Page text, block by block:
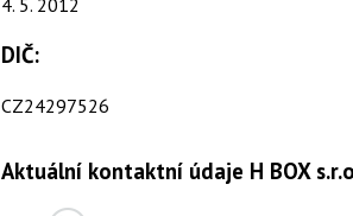
DIČ:
CZ24297526
Aktuální kontaktní údaje H BOX